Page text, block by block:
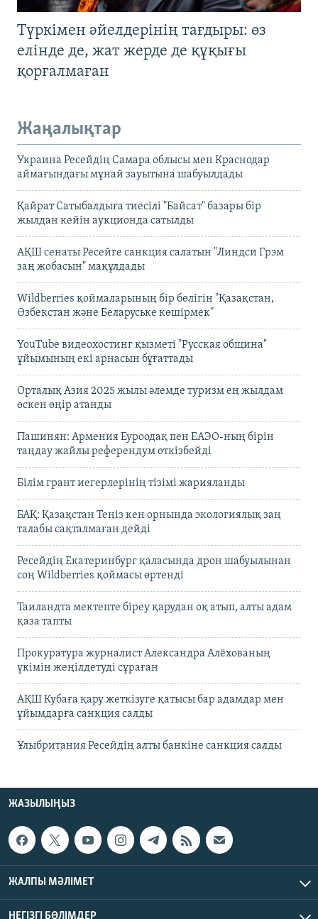
Түркімен әйелдерінің тағдыры: өз
елінде де, жат жерде де құқығы
қорғалмаған
Жаңалықтар
Украина Ресейдің Самара облысы мен Краснодар
аймағындағы мұнай зауытына шабуылдады
Қайрат Сатыбалдыға тиесілі "Байсат" базары бір
жылдан кейін аукционда сатылды
АҚШ сенаты Ресейге санкция салатын "Линдси Грэм
заң жобасын" мақұлдады
Wildberries қоймаларының бір бөлігін "Қазақстан,
Өзбекстан және Беларуське көшірмек"
YouTube видеохостинг қызметі "Русская община"
ұйымының екі арнасын бұғаттады
Орталық Азия 2025 жылы әлемде туризм ең жылдам
өскен өңір атанды
Пашинян: Армения Еуроодақ пен ЕАЭО-ның бірін
таңдау жайлы референдум өткізбейді
Білім грант иегерлерінің тізімі жарияланды
БАҚ: Қазақстан Теңіз кен орнында экологиялық заң
талабы сақталмаған дейді
Ресейдің Екатеринбург қаласында дрон шабуылынан
соң Wildberries қоймасы өртенді
Таиландта мектепте біреу қарудан оқ атып, алты адам
қаза тапты
Прокуратура журналист Александра Алёхованың
үкімін жеңілдетуді сұраған
АҚШ Кубаға қару жеткізуге қатысы бар адамдар мен
ұйымдарға санкция салды
Ұлыбритания Ресейдің алты банкіне санкция салды
ЖАЗЫЛЫҢЫЗ
ЖАЛПЫ МӘЛІМЕТ
НЕГІЗГІ БӨЛІМДЕР